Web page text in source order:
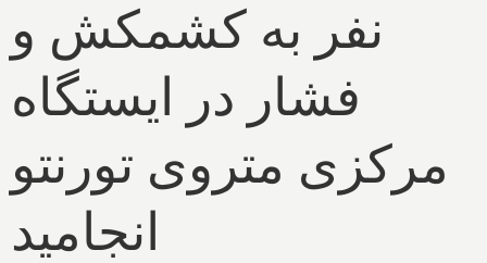
نفر به کشمکش و
فشار در ایستگاه
مرکزی متروی تورنتو
انجامید